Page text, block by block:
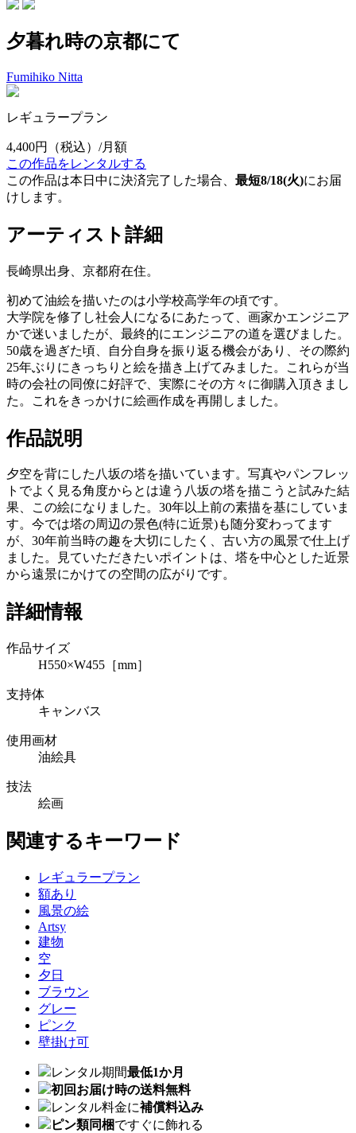
夕暮れ時の京都にて
Fumihiko Nitta
レギュラープラン
4,400円
（税込）/月額
この作品をレンタルする
この作品は本日中に決済完了した場合、 最短8/18(火)にお届
けします。
アーティスト詳細
長崎県出身、京都府在住。
初めて油絵を描いたのは小学校高学年の頃です。
大学院を修了し社会人になるにあたって、画家かエンジニア
かで迷いましたが、最終的にエンジニアの道を選びました。
50歳を過ぎた頃、自分自身を振り返る機会があり、その際約
25年ぶりにきっちりと絵を描き上げてみました。これらが当
時の会社の同僚に好評で、実際にその方々に御購入頂きまし
た。これをきっかけに絵画作成を再開しました。
作品説明
夕空を背にした八坂の塔を描いています。写真やパンフレッ
トでよく見る角度からとは違う八坂の塔を描こうと試みた結
果、この絵になりました。30年以上前の素描を基にしていま
す。今では塔の周辺の景色(特に近景)も随分変わってます
が、30年前当時の趣を大切にしたく、古い方の風景で仕上げ
ました。見ていただきたいポイントは、塔を中心とした近景
から遠景にかけての空間の広がりです。
詳細情報
作品サイズ
H550×W455［mm］
支持体
キャンバス
使用画材
油絵具
技法
絵画
関連するキーワード
レギュラープラン
額あり
風景の絵
Artsy
建物
空
夕日
ブラウン
グレー
ピンク
壁掛け可
レンタル期間最低1か月
初回お届け時の送料無料
レンタル料金に補償料込み
ピン類同梱ですぐに飾れる